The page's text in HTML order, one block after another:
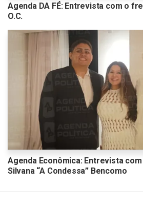
Agenda DA FÉ: Entrevista com o
O.C.
Agenda Econômica: Entrevista
Silvana “A Condessa” Bencomo